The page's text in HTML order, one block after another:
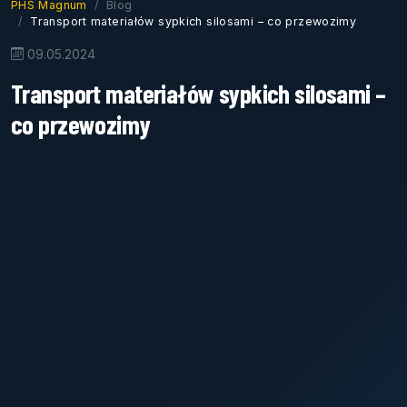
PHS Magnum
Blog
Transport materiałów sypkich silosami – co przewozimy
09.05.2024
Transport materiałów sypkich silosami –
co przewozimy